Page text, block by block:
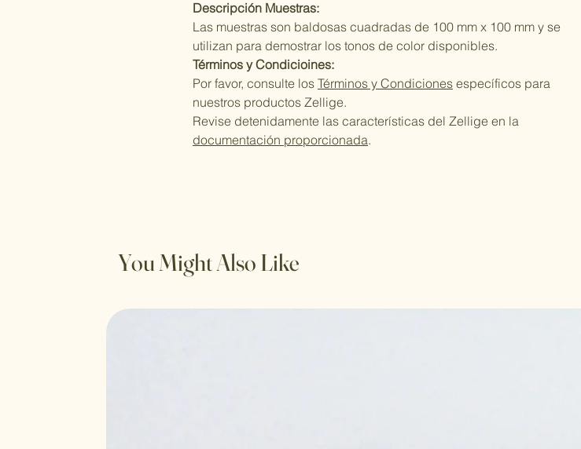
Descripción Muestras:
Las muestras son baldosas cuadradas de 100 mm x 100 mm y se
utilizan para demostrar los tonos de color disponibles.
Términos y Condicioines:
Por favor, consulte los Términos y Condiciones específicos para
nuestros productos Zellige.
Revise detenidamente las características del Zellige en la
documentación proporcionada.
You Might Also Like